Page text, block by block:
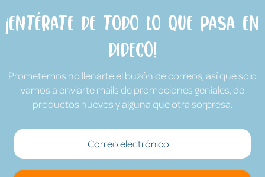
¡Entérate de todo lo que pasa en
Dideco!
Prometemos no llenarte el buzón de correos, así que solo
vamos a enviarte mails de promociones geniales, de
productos nuevos y alguna que otra sorpresa.